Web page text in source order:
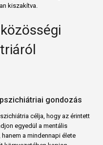
kiszakítva.
gondozás
célja, hogy az érintett
egyedül a mentális
a mindennapi élete